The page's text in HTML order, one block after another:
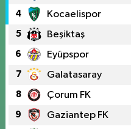
4 Kocaelispor
5 Beşiktaş
6 Eyüpspor
7 Galatasaray
8 Çorum FK
9 Gaziantep FK